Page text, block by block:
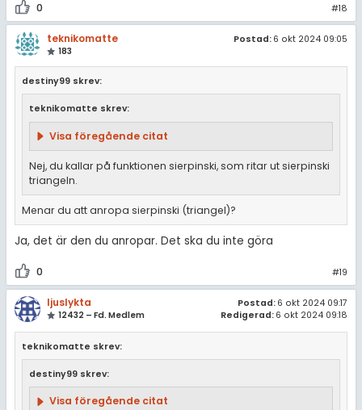
0 #18
teknikomatte
183
Postad: 6 okt 2024 09:05
destiny99 skrev:
teknikomatte skrev:
Visa föregående citat
Nej, du kallar på funktionen sierpinski, som ritar ut sierpinski
triangeln.
Menar du att anropa sierpinski (triangel)?
Ja, det är den du anropar. Det ska du inte göra
0 #19
ljuslykta
12432 – Fd. Medlem
Postad: 6 okt 2024 09:17
Redigerad: 6 okt 2024 09:18
teknikomatte skrev:
destiny99 skrev:
Visa föregående citat